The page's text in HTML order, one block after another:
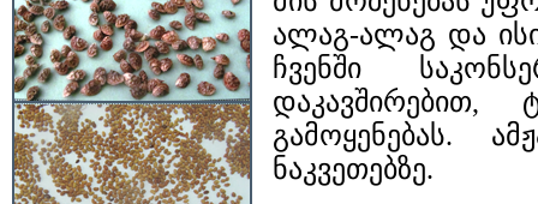
ალაგ-ალაგ და
ჩვენში
გამოყენებას.
ნაკვეთებზე.